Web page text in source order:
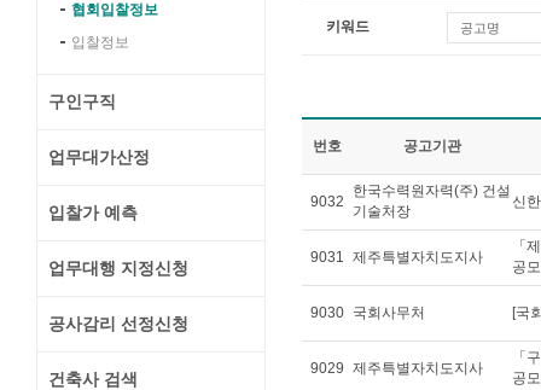
협회입찰정보
입찰정보
구인구직
업무대가산정
입찰가 예측
업무대행 지정신청
공사감리 선정신청
건축사 검색
키워드 공고명
번호 공고기관
9032
한국수력원자력(주) 건설
기술처장
신
9031 제주특별자치도지사
「
공
9030 국회사무처 [국
9029 제주특별자치도지사
「
공